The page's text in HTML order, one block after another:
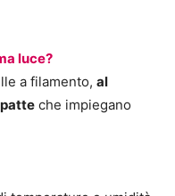
luce?
a filamento, al
che impiegano